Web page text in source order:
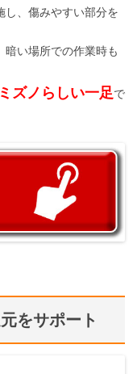
し、傷みやすい部分を
い場所での作業時も
ズノらしい一足で
をサポート